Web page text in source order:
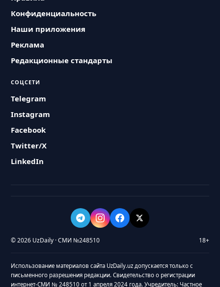
Конфиденциальность
Наши приложения
Реклама
Редакционные стандарты
СОЦСЕТИ
Telegram
Instagram
Facebook
Twitter/X
LinkedIn
© 2026 UzDaily · СМИ №248510 18+
Использование материалов сайта UzDaily.uz допускается только с
письменного разрешения редакции. Свидетельство о регистрации
интернет-СМИ № 248510 от 1 апреля 2024 года. Учредитель: Частное